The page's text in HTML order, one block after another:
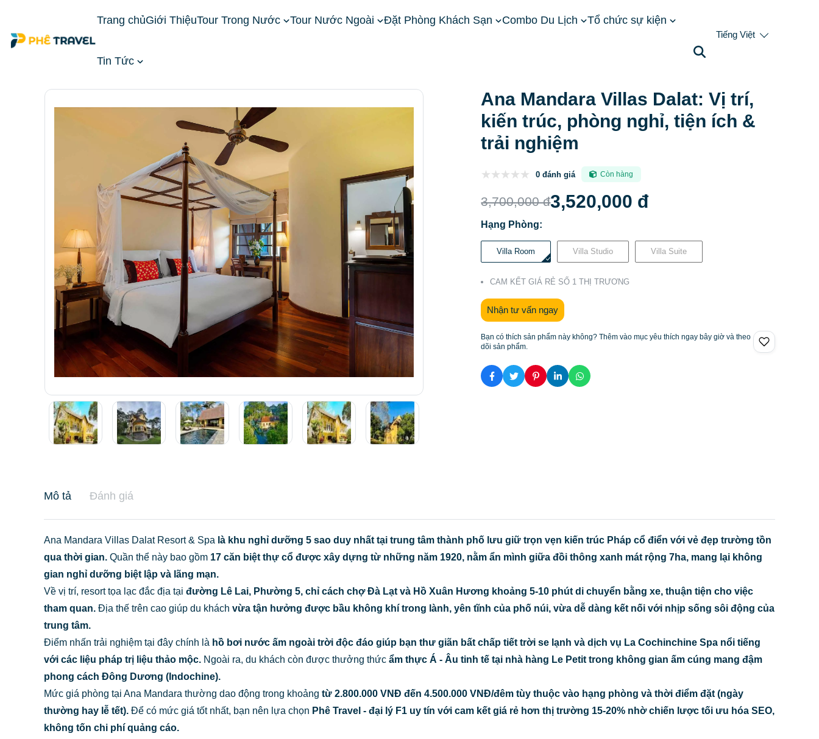
Trang chủGiới ThiệuTour Trong Nước Tour Nước Ngoài Đặt Phòng Khách Sạn Combo Du Lịch Tổ chức sự kiện
Tin Tức
Tiếng Việt
Đặt Phòng Khách Sạn
Ana Mandara Villas Dalat: Vị trí,
kiến trúc, phòng nghỉ, tiện ích &
trải nghiệm
0 đánh giá Còn hàng
3,700,000 đ3,520,000 đ
Hạng Phòng:
Villa Room Villa Studio Villa Suite
CAM KẾT GIÁ RẺ SỐ 1 THỊ TRƯƠNG
Nhận tư vấn ngay
Bạn có thích sản phẩm này không? Thêm vào mục yêu thích ngay bây giờ và theo
dõi sản phẩm.
Mô tả Đánh giá
Ana Mandara Villas Dalat Resort & Spa là khu nghỉ dưỡng 5 sao duy nhất tại trung tâm thành phố lưu giữ trọn vẹn kiến trúc Pháp cổ điển với vẻ đẹp trường tồn
qua thời gian. Quần thể này bao gồm 17 căn biệt thự cổ được xây dựng từ những năm 1920, nằm ẩn mình giữa đồi thông xanh mát rộng 7ha, mang lại không
gian nghỉ dưỡng biệt lập và lãng mạn.
Về vị trí, resort tọa lạc đắc địa tại đường Lê Lai, Phường 5, chỉ cách chợ Đà Lạt và Hồ Xuân Hương khoảng 5-10 phút di chuyển bằng xe, thuận tiện cho việc
tham quan. Địa thế trên cao giúp du khách vừa tận hưởng được bầu không khí trong lành, yên tĩnh của phố núi, vừa dễ dàng kết nối với nhịp sống sôi động của
trung tâm.
Điểm nhấn trải nghiệm tại đây chính là hồ bơi nước ấm ngoài trời độc đáo giúp bạn thư giãn bất chấp tiết trời se lạnh và dịch vụ La Cochinchine Spa nổi tiếng
với các liệu pháp trị liệu thảo mộc. Ngoài ra, du khách còn được thưởng thức ẩm thực Á - Âu tinh tế tại nhà hàng Le Petit trong không gian ấm cúng mang đậm
phong cách Đông Dương (Indochine).
Mức giá phòng tại Ana Mandara thường dao động trong khoảng từ 2.800.000 VNĐ đến 4.500.000 VNĐ/đêm tùy thuộc vào hạng phòng và thời điểm đặt (ngày
thường hay lễ tết). Để có mức giá tốt nhất, bạn nên lựa chọn Phê Travel - đại lý F1 uy tín với cam kết giá rẻ hơn thị trường 15-20% nhờ chiến lược tối ưu hóa SEO,
không tốn chi phí quảng cáo.